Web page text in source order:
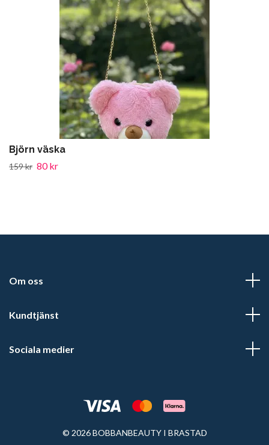
Björn väska
159 kr 80 kr
Om oss
Kundtjänst
Sociala medier
© 2026 BOBBANBEAUTY I BRASTAD